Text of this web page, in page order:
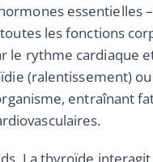
essentielles
les fonctions
le rythme cardiaque
(ralentissement)
entraînant